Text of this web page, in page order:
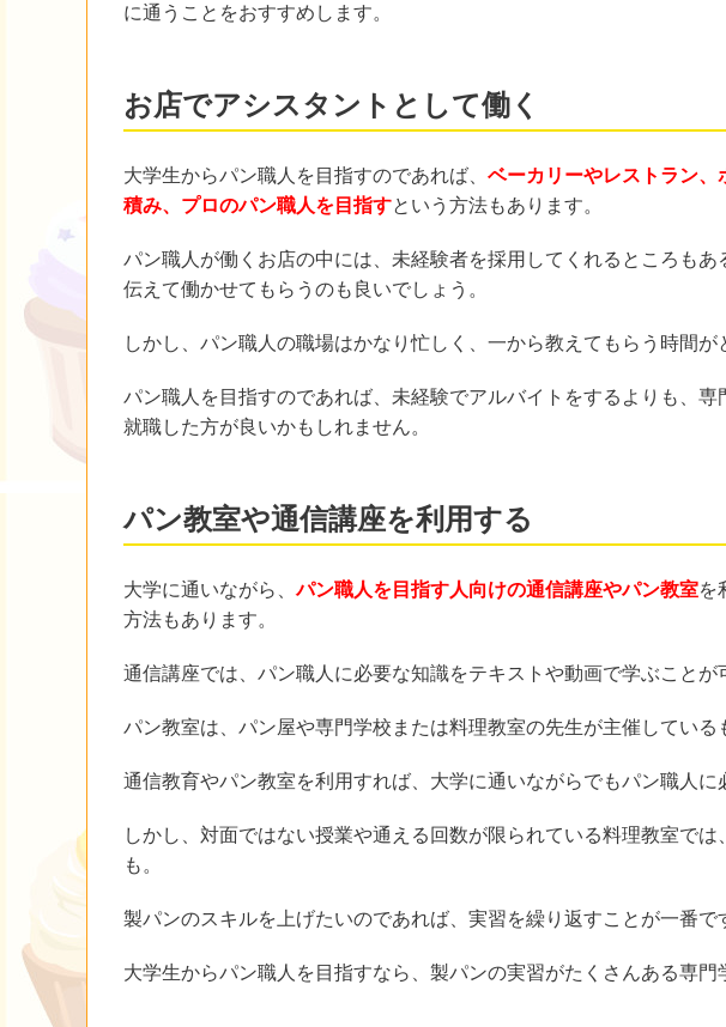
に通うことをおすすめします。
お店でアシスタントとして働く
大学生からパン職人を目指すのであれば、 ベーカリーやレストラン
積み、プロのパン職人を目指すという方法もあります。
パン職人が働くお店の中には、未経験者を採用してくれるところも
伝えて働かせてもらうのも良いでしょう。
しかし、パン職人の職場はかなり忙しく、一から教えてもらう時間が
パン職人を目指すのであれば、未経験でアルバイトをするよりも、
就職した方が良いかもしれません。
パン教室や通信講座を利用する
大学に通いながら、パン職人を目指す人向けの通信講座やパン教室を
方法もあります。
通信講座では、パン職人に必要な知識をテキストや動画で学ぶことが
パン教室は、パン屋や専門学校または料理教室の先生が主催している
通信教育やパン教室を利用すれば、大学に通いながらでもパン職人に
しかし、対面ではない授業や通える回数が限られている料理教室で
も。
製パンのスキルを上げたいのであれば、実習を繰り返すことが一番で
大学生からパン職人を目指すなら、製パンの実習がたくさんある専門